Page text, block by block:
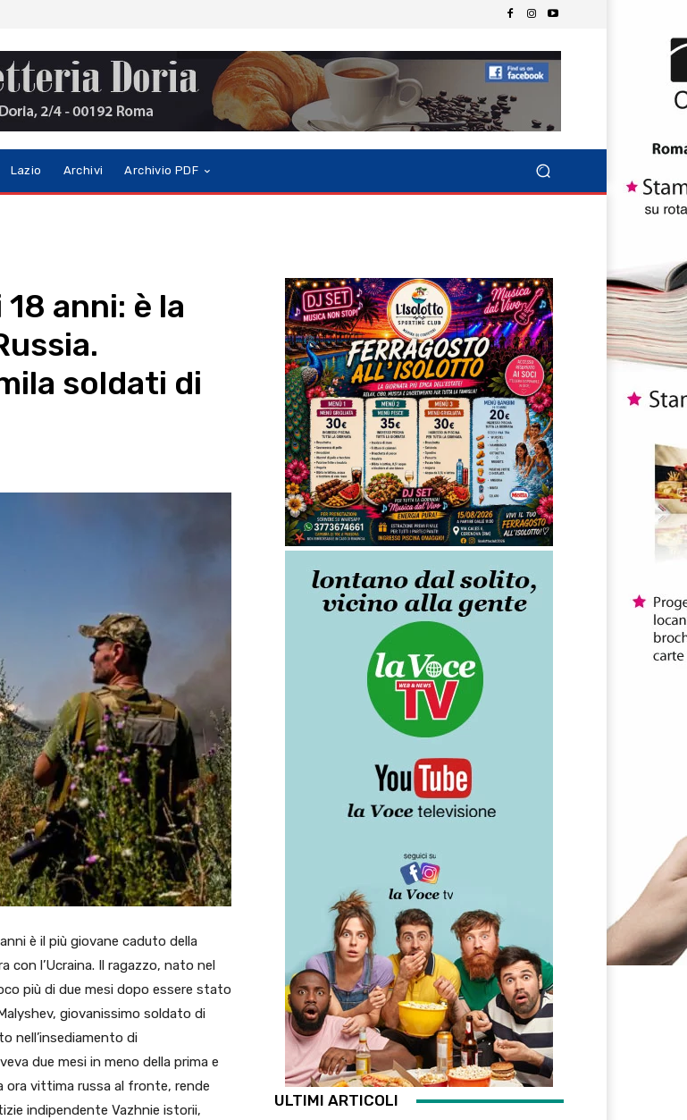
Lazio Archivi Archivio PDF
anni: è la
soldati di
è il più giovane caduto della
con l’Ucraina. Il ragazzo, nato nel
più di due mesi dopo essere stato
giovanissimo soldato di
nell’insediamento di
due mesi in meno della prima e
ora vittima russa al fronte, rende
indipendente Vazhnie istorii,
ULTIMI ARTICOLI